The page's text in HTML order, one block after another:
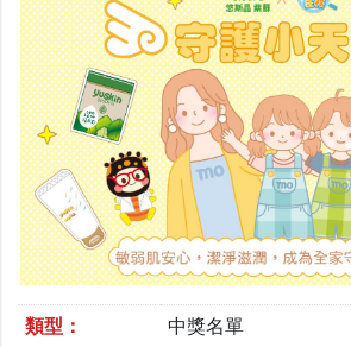
類型： 中獎名單